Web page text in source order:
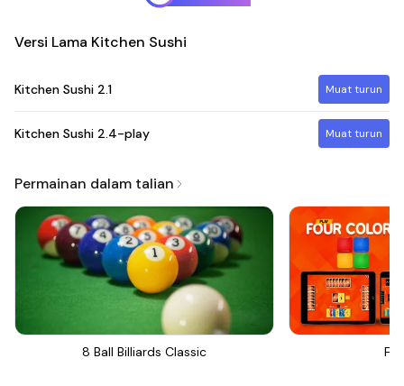
Versi Lama Kitchen Sushi
Kitchen Sushi 2.1 Muat turun
Kitchen Sushi 2.4-play Muat turun
Permainan dalam talian
8 Ball Billiards Classic